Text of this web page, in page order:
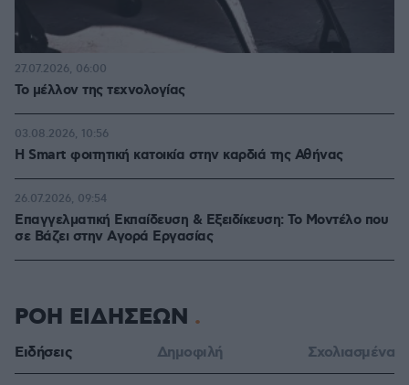
Το μέλλον της τεχνολογίας
27.07.2026, 06:00
Η Smart φοιτητική κατοικία στην καρδιά της Αθήνας
03.08.2026, 10:56
Επαγγελματική Εκπαίδευση & Εξειδίκευση: Το Mοντέλο που
σε Bάζει στην Aγορά Eργασίας
26.07.2026, 09:54
ΡΟΗ ΕΙΔΗΣΕΩΝ
Ειδήσεις Δημοφιλή Σχολιασμένα